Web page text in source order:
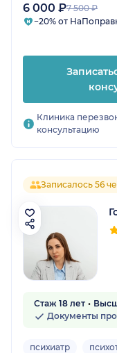
6 000 ₽7 500 ₽
−20% от
Клиника
консультацию
Записалось 56
Стаж 18 лет
Документы
психиатр